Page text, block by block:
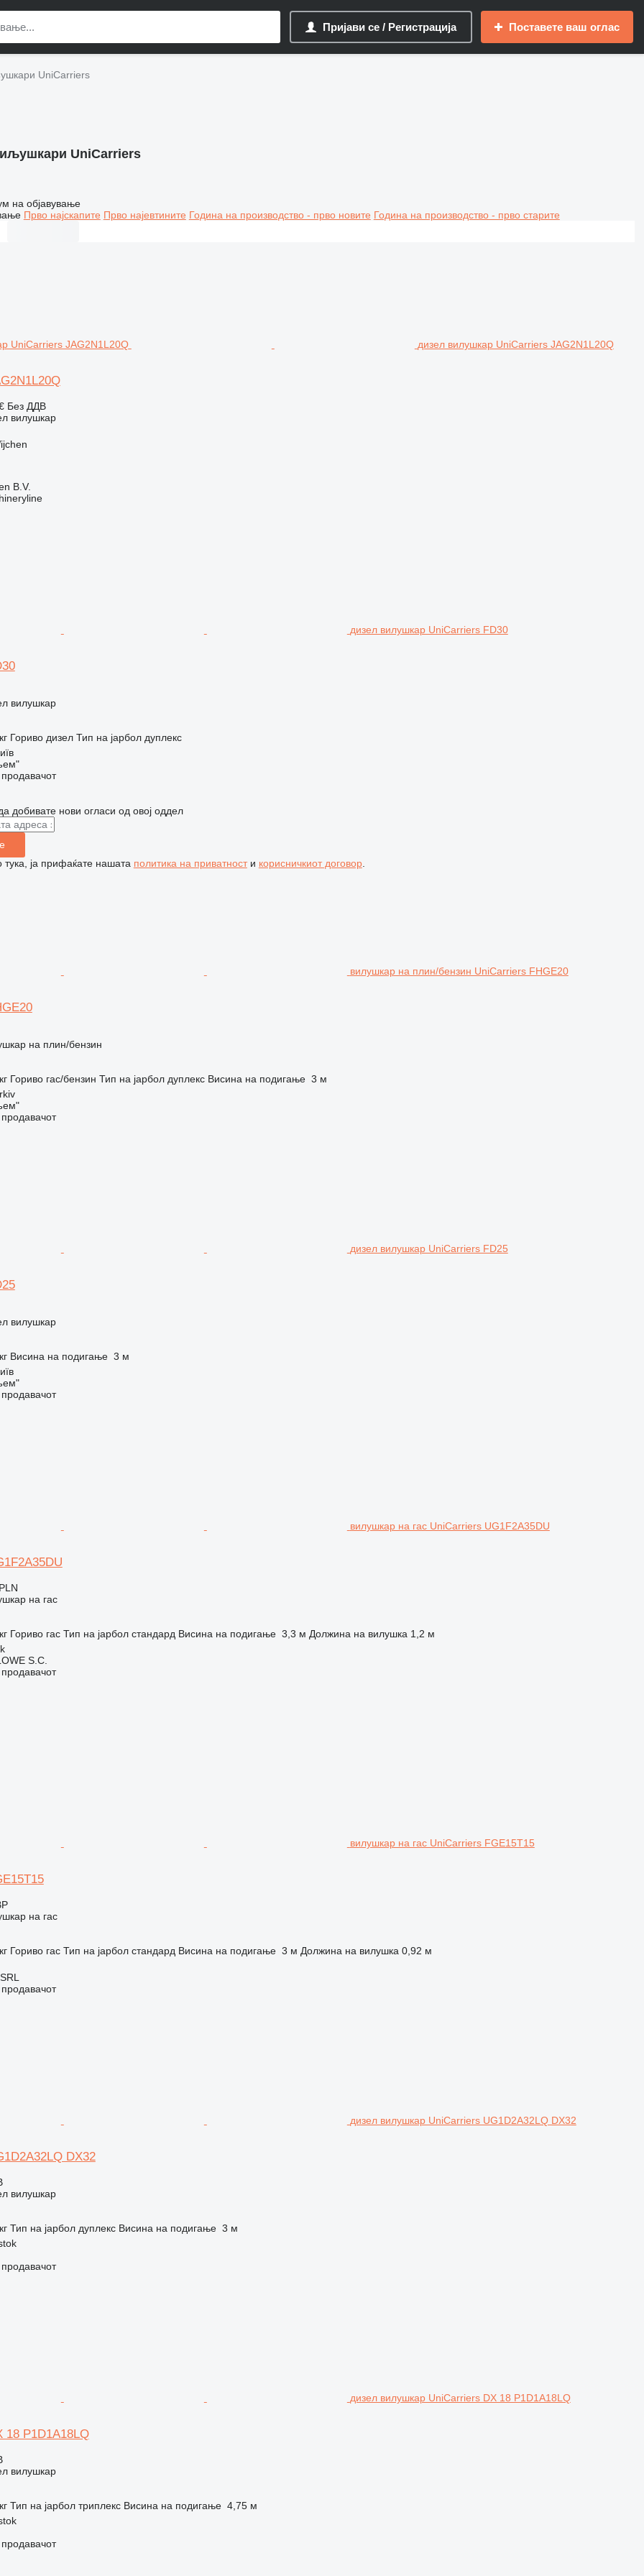
Пријави се / Регистрација Поставете ваш оглас
UniCarriers
UniCarriers
на објавување
Прво најскапите Прво најевтините Година на производство - прво новите Година на производство - прво старите
дизел вилушкар UniCarriers JAG2N1L20Q
Без ДДВ
вилушкар
B.V.
дизел вилушкар UniCarriers FD30
вилушкар
Гориво дизел Тип на јарбол дуплекс
продавачот
добивате нови огласи од овој оддел
ја прифаќате нашата политика на приватности корисничкиот договор.
вилушкар на плин/бензин UniCarriers FHGE20
на плин/бензин
Гориво гас/бензин Тип на јарбол дуплекс Висина на подигање 3 м
продавачот
дизел вилушкар UniCarriers FD25
вилушкар
Висина на подигање 3 м
продавачот
вилушкар на гас UniCarriers UG1F2A35DU
на гас
Гориво гас Тип на јарбол стандард Висина на подигање 3,3 м Должина на вилушка 1,2 м
S.C.
продавачот
вилушкар на гас UniCarriers FGE15T15
на гас
Гориво гас Тип на јарбол стандард Висина на подигање 3 м Должина на вилушка 0,92 м
продавачот
дизел вилушкар UniCarriers UG1D2A32LQ DX32
DX32
вилушкар
Тип на јарбол дуплекс Висина на подигање 3 м
продавачот
дизел вилушкар UniCarriers DX 18 P1D1A18LQ
18 P1D1A18LQ
вилушкар
Тип на јарбол триплекс Висина на подигање 4,75 м
продавачот